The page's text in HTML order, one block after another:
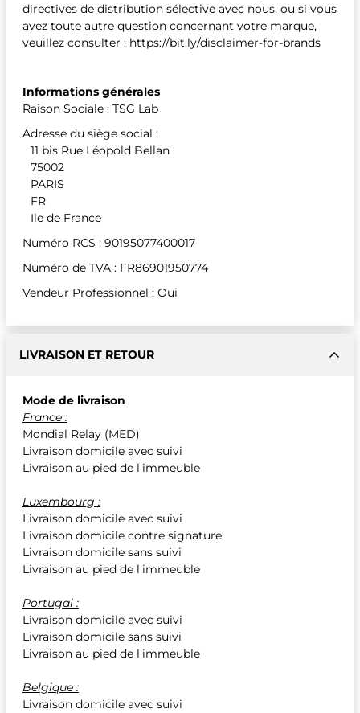
directives de distribution sélective avec nous, ou si vous
avez toute autre question concernant votre marque,
veuillez consulter : https://bit.ly/disclaimer-for-brands
Informations générales
Raison Sociale : TSG Lab
Adresse du siège social :
11 bis Rue Léopold Bellan
75002
PARIS
FR
Ile de France
Numéro RCS : 90195077400017
Numéro de TVA : FR86901950774
Vendeur Professionnel : Oui
LIVRAISON ET RETOUR
Mode de livraison
France :
Mondial Relay (MED)
Livraison domicile avec suivi
Livraison au pied de l'immeuble
Luxembourg :
Livraison domicile avec suivi
Livraison domicile contre signature
Livraison domicile sans suivi
Livraison au pied de l'immeuble
Portugal :
Livraison domicile avec suivi
Livraison domicile sans suivi
Livraison au pied de l'immeuble
Belgique :
Livraison domicile avec suivi